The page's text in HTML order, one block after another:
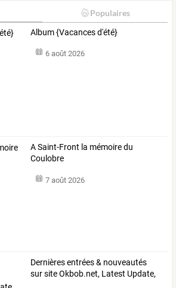
Populaires
Album {Vacances d'été}
6 août 2026
A Saint-Front la mémoire du
Coulobre
7 août 2026
Dernièresentrées& nouveautés
sursiteOkbob.net, Latest Update,